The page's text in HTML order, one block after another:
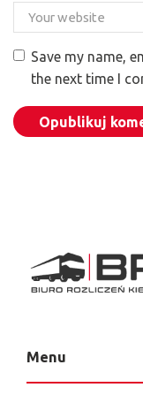
Save my name,
the next time I
Menu